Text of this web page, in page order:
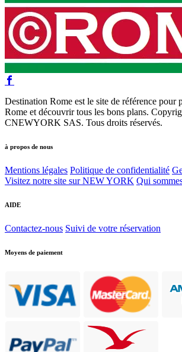
Destination Rome est le site de référence pour
Rome et découvrir tous les bons plans.
CNEWYORK SAS. Tous droits réservés.
à propos de nous
Mentions légales Politique de confidentialité
Visitez notre site sur NEW YORK Qui
AIDE
Contactez-nous Suivi de votre réservation
Moyens de paiement